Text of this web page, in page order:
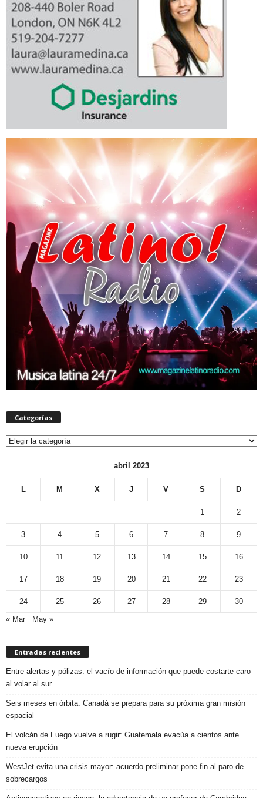
Categorías
Categorías
abril 2023
L M X J V S D
1 2
3 4 5 6 7 8 9
10 11 12 13 14 15 16
17 18 19 20 21 22 23
24 25 26 27 28 29
30
« Mar
May »
Entradas recientes
Entre alertas y pólizas: el vacío de información que puede costarte caro
al volar al sur
Seis meses en órbita: Canadá se prepara para su próxima gran misión
espacial
El volcán de Fuego vuelve a rugir: Guatemala evacúa a cientos ante
nueva erupción
WestJet evita una crisis mayor: acuerdo preliminar pone fin al paro de
sobrecargos